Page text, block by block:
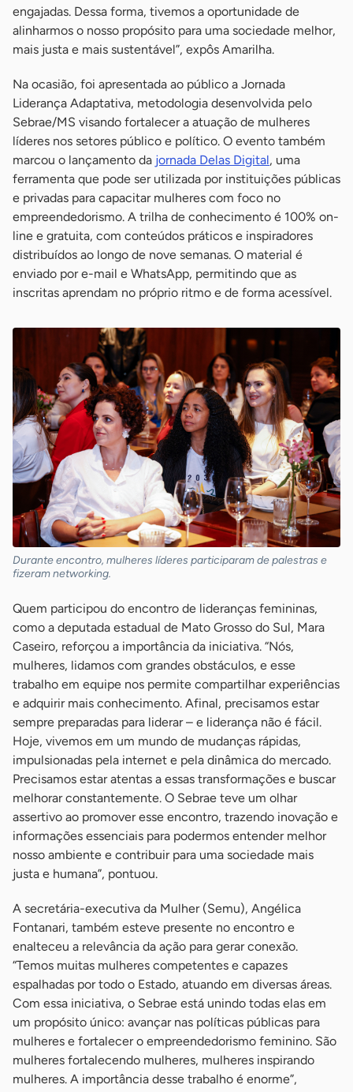
engajadas. Dessa forma, tivemos a oportunidade de
alinharmos o nosso propósito para uma sociedade melhor,
mais justa e mais sustentável”, expôs Amarilha.
Na ocasião, foi apresentada ao público a Jornada
Liderança Adaptativa, metodologia desenvolvida pelo
Sebrae/MS visando fortalecer a atuação de mulheres
líderes nos setores público e político. O evento também
marcou o lançamento da jornada Delas Digital, uma
ferramenta que pode ser utilizada por instituições públicas
e privadas para capacitar mulheres com foco no
empreendedorismo. A trilha de conhecimento é 100% on-
line e gratuita, com conteúdos práticos e inspiradores
distribuídos ao longo de nove semanas. O material é
enviado por e-mail e WhatsApp, permitindo que as
inscritas aprendam no próprio ritmo e de forma acessível.
Durante encontro, mulheres líderes participaram de palestras e
fizeram networking.
Quem participou do encontro de lideranças femininas,
como a deputada estadual de Mato Grosso do Sul, Mara
Caseiro, reforçou a importância da iniciativa. “Nós,
mulheres, lidamos com grandes obstáculos, e esse
trabalho em equipe nos permite compartilhar experiências
e adquirir mais conhecimento. Afinal, precisamos estar
sempre preparadas para liderar – e liderança não é fácil.
Hoje, vivemos em um mundo de mudanças rápidas,
impulsionadas pela internet e pela dinâmica do mercado.
Precisamos estar atentas a essas transformações e buscar
melhorar constantemente. O Sebrae teve um olhar
assertivo ao promover esse encontro, trazendo inovação e
informações essenciais para podermos entender melhor
nosso ambiente e contribuir para uma sociedade mais
justa e humana”, pontuou.
A secretária-executiva da Mulher (Semu), Angélica
Fontanari, também esteve presente no encontro e
enalteceu a relevância da ação para gerar conexão.
“Temos muitas mulheres competentes e capazes
espalhadas por todo o Estado, atuando em diversas áreas.
Com essa iniciativa, o Sebrae está unindo todas elas em
um propósito único: avançar nas políticas públicas para
mulheres e fortalecer o empreendedorismo feminino. São
mulheres fortalecendo mulheres, mulheres inspirando
mulheres. A importância desse trabalho é enorme”,